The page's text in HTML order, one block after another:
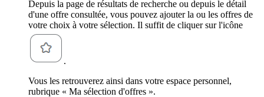
Depuis la page de résultats de recherche ou depuis le détail
d'une offre consultée, vous pouvez ajouter la ou les offres de
votre choix à votre sélection. Il suffit de cliquer sur l'icône
.
Vous les retrouverez ainsi dans votre espace personnel,
rubrique « Ma sélection d'offres ».